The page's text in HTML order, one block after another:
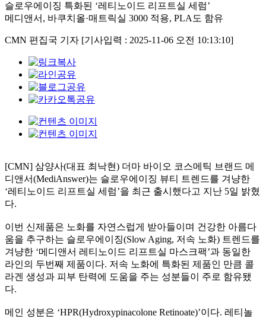
슬로우에이징 특화된 ‘레티노이드 리프트실 세럼’
메디앤서, 바쿠치올·매트릭실 3000 적용, PLA도 함유
CMN 편집국 기자 [기사입력 : 2025-11-06 오전 10:13:10]
[CMN] 삼양사(대표 최낙현) 더마 바이오 코스메틱 브랜드 메
디앤서(MediAnswer)는 슬로우에이징 뷰티 트렌드를 겨냥한
‘레티노이드 리프트실 세럼’을 최근 출시했다고 지난 5일 밝혔
다.
이번 신제품은 노화를 자연스럽게 받아들이며 건강한 아름다
움을 추구하는 슬로우에이징(Slow Aging, 저속 노화) 트렌드를
겨냥한 ‘메디앤서 레티노이드 리프트실 마스크팩’과 동일한
라인의 두번째 제품이다. 저속 노화에 특화된 제품인 만큼 콜
라겐 생성과 피부 탄력에 도움을 주는 성분들이 주로 함유됐
다.
메인 성분은 ‘HPR(Hydroxypinacolone Retinoate)’이다. 레티놀